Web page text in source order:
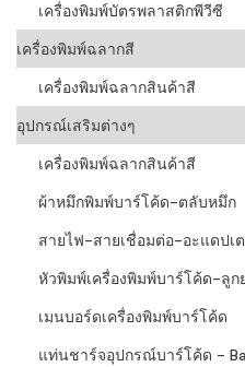
เครื่องพิมพ์บัตรพลาสติกพีวีซี
เครื่องพิมพ์ฉลากสี
เครื่องพิมพ์ฉลากสินค้าสี
อุปกรณ์เสริมต่างๆ
เครื่องพิมพ์ฉลากสินค้าสี
ผ้าหมึกพิมพ์บาร์โค้ด-ตลับหมึก
สายไฟ-สายเชื่อมต่อ-อะแดปเ
หัวพิมพ์เครื่องพิมพ์บาร์โค้ด-ลูก
เมนบอร์ดเครื่องพิมพ์บาร์โค้ด
แท่นชาร์จอุปกรณ์บาร์โค้ด -